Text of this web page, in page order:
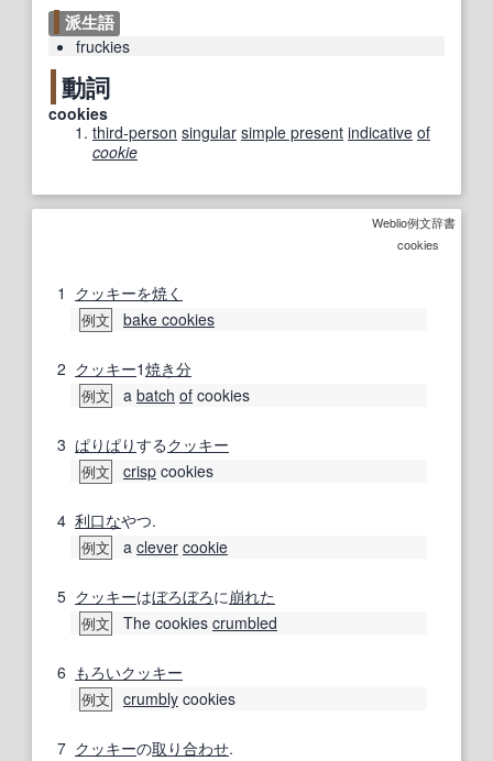
派生語
fruckies
動詞
cookies
third-person singular simple present indicative of
cookie
Weblio例文辞書
cookies
1 クッキーを焼く
例文 bake cookies
2 クッキー1焼き分
例文 a batch of cookies
3 ぱりぱりするクッキー
例文 crisp cookies
4 利口なやつ.
例文 a clever cookie
5 クッキーはぼろぼろに崩れた
例文 The cookies crumbled
6 もろいクッキー
例文 crumbly cookies
7 クッキーの取り合わせ.